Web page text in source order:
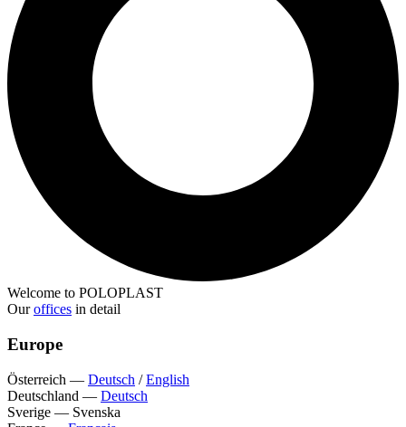
Welcome to POLOPLAST
Ouroffices in detail
Europe
Österreich — Deutsch /English
Deutschland — Deutsch
Sverige — Svenska